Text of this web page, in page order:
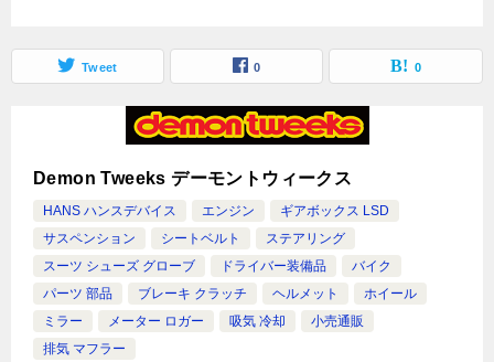
Tweet 0 0
Demon Tweeks デーモントウィークス
HANS ハンスデバイス エンジン
ギアボックス LSD
サスペンション
シートベルト
ステアリング
スーツ シューズ グローブ
ドライバー装備品
バイク
パーツ 部品
ブレーキ クラッチ ヘルメット
ホイール
ミラー
メーター ロガー 吸気 冷却
小売通販
排気 マフラー